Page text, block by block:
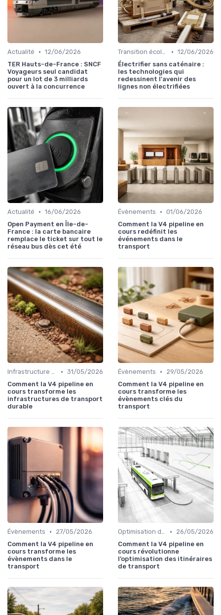
Actualité • 12/06/2026
TER Hauts-de-France : SNCF
Voyageurs seul candidat
pour un lot de 3 milliards
ouvert à la concurrence
Transition écologique • 12/06/2026
Électrifier sans caténaire :
les technologies qui
redessinent l'avenir des
lignes non électrifiées
Actualité • 16/06/2026
Open Payment en Île-de-
France : la carte bancaire
remplace le ticket sur tout le
réseau bus dès cet été
Évènements • 01/06/2026
Comment la V4 pipeline en
cours redéfinit les
événements dans le
transport
Infrastructure durable • 31/05/2026
Comment la V4 pipeline en
cours transforme les
infrastructures de transport
durable
Évènements •
29/05/2026
Comment la V4 pipeline en
cours transforme les
évènements clés du
transport
Évènements •
27/05/2026
Comment la V4 pipeline en
cours transforme les
évènements dans le
transport
Optimisation des itinéraires •
26/05/2026
Comment la V4 pipeline en
cours révolutionne
l’optimisation des itinéraires
de transport